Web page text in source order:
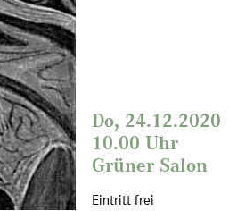
Do, 24.12.2020
10.00 Uhr
Grüner Salon
Eintritt frei